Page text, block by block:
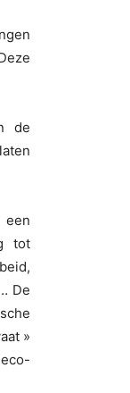
de
een
tot
De
»